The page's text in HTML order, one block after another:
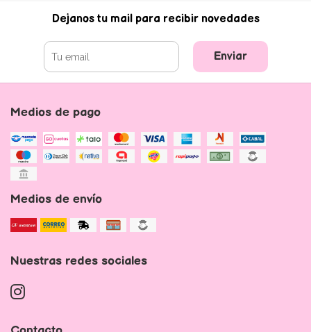
Dejanos tu mail para recibir novedades
Enviar
Medios de pago
Medios de envío
Nuestras redes sociales